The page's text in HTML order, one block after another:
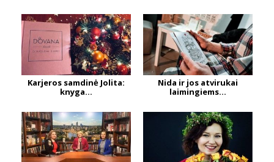
Karjeros samdinė Jolita:
knyga...
Nida ir jos atvirukai
laimingiems...